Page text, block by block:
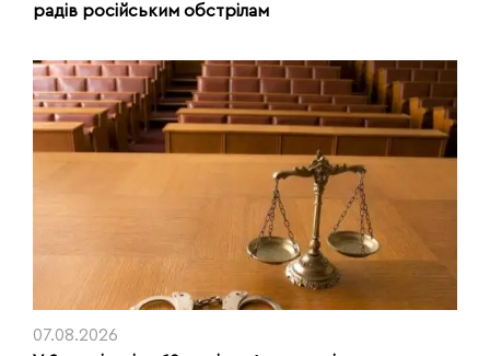
радів російським обстрілам
07.08.2026